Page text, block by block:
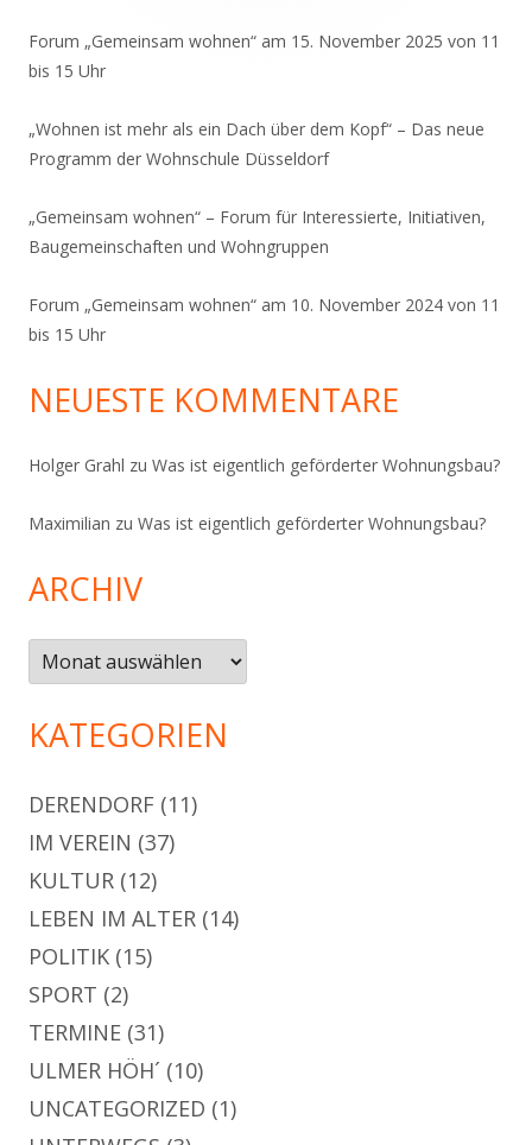
Forum „Gemeinsam wohnen“ am 15. November 2025 von 11
bis 15 Uhr
„Wohnen ist mehr als ein Dach über dem Kopf“ – Das neue
Programm der Wohnschule Düsseldorf
„Gemeinsam wohnen“ – Forum für Interessierte, Initiativen,
Baugemeinschaften und Wohngruppen
Forum „Gemeinsam wohnen“ am 10. November 2024 von 11
bis 15 Uhr
NEUESTE KOMMENTARE
Holger Grahl zu Was ist eigentlich geförderter Wohnungsbau?
Maximilian zu Was ist eigentlich geförderter Wohnungsbau?
ARCHIV
Archiv
KATEGORIEN
DERENDORF (11)
IM VEREIN (37)
KULTUR (12)
LEBEN IM ALTER (14)
POLITIK (15)
SPORT (2)
TERMINE (31)
ULMER HÖH´ (10)
UNCATEGORIZED (1)